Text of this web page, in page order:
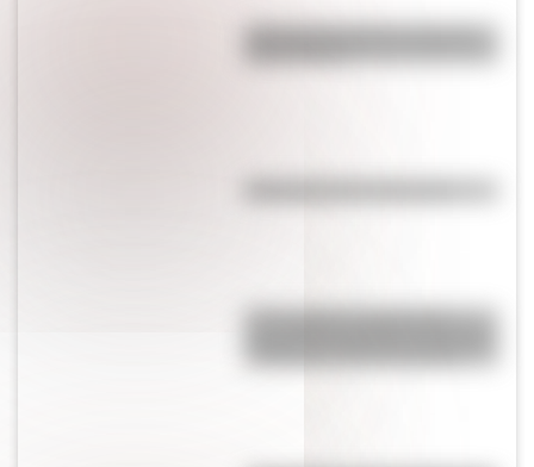
¿Por qué los perros se ponen
17 de agosto: actividades y
y segundo ciclo de primaria